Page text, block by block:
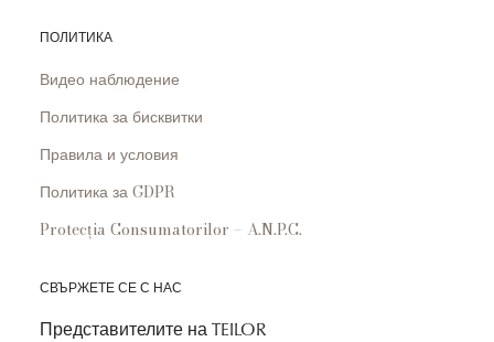
ПОЛИТИКА
Видео наблюдение
Политика за бисквитки
Правила и условия
Политика за GDPR
Protecția Consumatorilor – A.N.P.C.
СВЪРЖЕТЕ СЕ С НАС
Представителите на TEILOR